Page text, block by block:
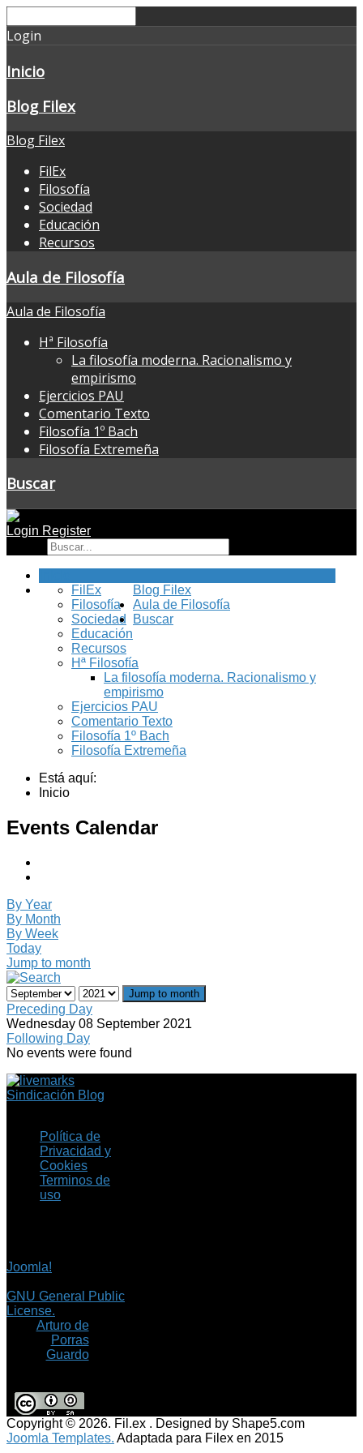
Login
Inicio
Blog Filex
Blog Filex
FilEx
Filosofía
Sociedad
Educación
Recursos
Aula de Filosofía
Aula de Filosofía
Hª Filosofía
La filosofía moderna. Racionalismo y
empirismo
Ejercicios PAU
Comentario Texto
Filosofía 1º Bach
Filosofía Extremeña
Buscar
Login Register
Blog Filex
FilEx
Filosofía
Sociedad
Educación
Recursos
Aula de Filosofía
Hª Filosofía
La filosofía moderna. Racionalismo y
empirismo
Ejercicios PAU
Comentario Texto
Filosofía 1º Bach
Filosofía Extremeña
Buscar
Está aquí:
Inicio
Events Calendar
By Year
By Month
By Week
Today
Jump to month
Jump to month
Preceding Day
Wednesday 08 September 2021
Following Day
No events were found
Sindicación Blog
Política de
Privacidad y
Cookies
Terminos de
uso
Joomla!
GNU General Public
License.
Arturo de
Porras
Guardo
Copyright © 2026. Fil.ex . Designed by Shape5.com
Joomla Templates. Adaptada para Filex en 2015